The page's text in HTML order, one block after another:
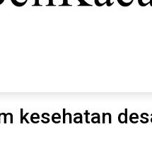
kesehatan